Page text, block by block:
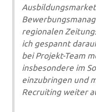
regionalen
ich gespannt
bei Projekt-Team
insbesondere im
einzubringen und
Recruiting weiter